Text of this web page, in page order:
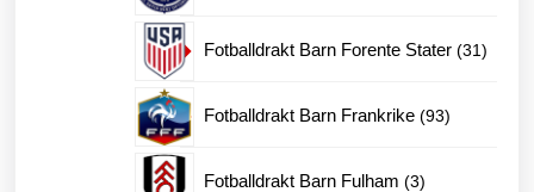
Fotballdrakt Barn Forente Stater 3131
Fotballdrakt Barn Frankrike 9393
Fotballdrakt Barn Fulham 33